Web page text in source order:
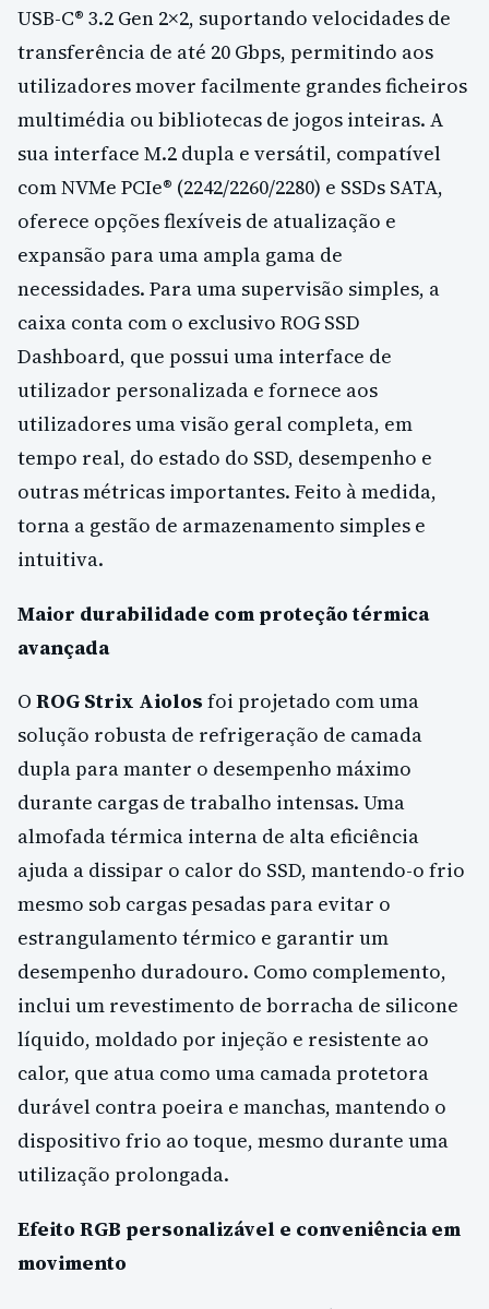
USB-C® 3.2 Gen 2×2, suportando velocidades de
transferência de até 20 Gbps, permitindo aos
utilizadores mover facilmente grandes ficheiros
multimédia ou bibliotecas de jogos inteiras. A
sua interface M.2 dupla e versátil, compatível
com NVMe PCIe® (2242/2260/2280) e SSDs SATA,
oferece opções flexíveis de atualização e
expansão para uma ampla gama de
necessidades. Para uma supervisão simples, a
caixa conta com o exclusivo ROG SSD
Dashboard, que possui uma interface de
utilizador personalizada e fornece aos
utilizadores uma visão geral completa, em
tempo real, do estado do SSD, desempenho e
outras métricas importantes. Feito à medida,
torna a gestão de armazenamento simples e
intuitiva.
Maior durabilidade com proteção térmica
avançada
O ROG Strix Aiolos foi projetado com uma
solução robusta de refrigeração de camada
dupla para manter o desempenho máximo
durante cargas de trabalho intensas. Uma
almofada térmica interna de alta eficiência
ajuda a dissipar o calor do SSD, mantendo-o frio
mesmo sob cargas pesadas para evitar o
estrangulamento térmico e garantir um
desempenho duradouro. Como complemento,
inclui um revestimento de borracha de silicone
líquido, moldado por injeção e resistente ao
calor, que atua como uma camada protetora
durável contra poeira e manchas, mantendo o
dispositivo frio ao toque, mesmo durante uma
utilização prolongada.
Efeito RGB personalizável e conveniência em
movimento